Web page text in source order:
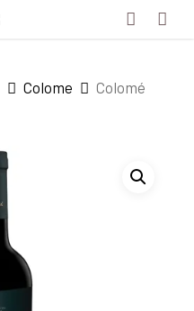
Colome
Colomé